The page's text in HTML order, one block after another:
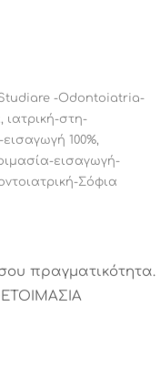
-Odontoiatria-
, ιατρική-στη-
100%,
εισαγωγή-
Σόφια
πραγματικότητα.